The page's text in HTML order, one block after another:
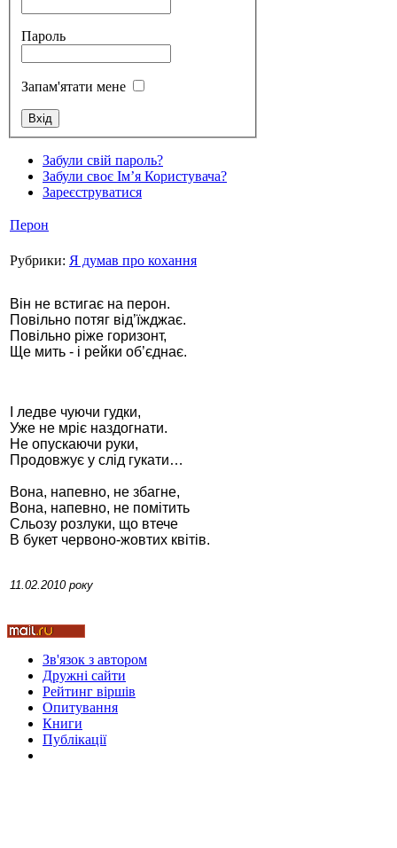
Стамбул 2010
Стамбул 2010
Стамбул 2010
Стамбул 2010
Пароль
Запам'ятати мене
Забули свій пароль?
Забули своє Ім’я Користувача?
Зареєструватися
Перон
Рубрики: Я думав про кохання
Він не встигає на перон.
Повільно потяг від’їжджає.
Повільно ріже горизонт,
Ще мить - і рейки об’єднає.
І ледве чуючи гудки,
Уже не мріє наздогнати.
Не опускаючи руки,
Продовжує у слід гукати…
Вона, напевно, не збагне,
Вона, напевно, не помітить
Сльозу розлуки, що втече
В букет червоно-жовтих квітів.
11.02.2010 року
Зв'язок з автором
Дружні cайти
Рейтинг віршів
Опитування
Книги
Публікації